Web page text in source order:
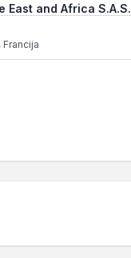
East and Africa S.A.S.